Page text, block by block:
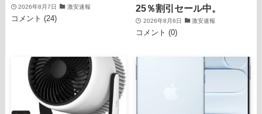
2026年8月7日 激安速報
コメント (24)
25％割引セール中。
2026年8月6日 激安速報
コメント (0)